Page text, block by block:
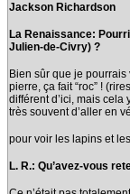
Jackson Richardson
La Renaissance:
Julien-de-Civry) ?
Bien sûr que je
pierre, ça fait “roc” !
différent d’ici, mais cela
très souvent d’aller en
pour voir les lapins et
L. R.: Qu’avez-vous